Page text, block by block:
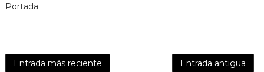
Portada
Entrada más reciente Entrada antigua